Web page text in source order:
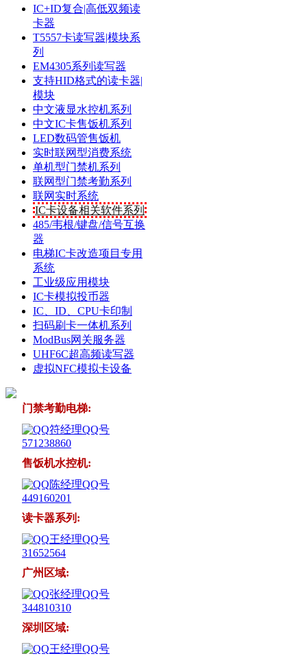
IC+ID复合|高低双频读
卡器
T5557卡读写器|模块系
列
EM4305系列读写器
支持HID格式的读卡器|
模块
中文液显水控机系列
中文IC卡售饭机系列
LED数码管售饭机
实时联网型消费系统
单机型门禁机系列
联网型门禁考勤系列
联网实时系统
IC卡设备相关软件系列
485/韦根/键盘/信号互换
器
电梯IC卡改造项目专用
系统
工业级应用模块
IC卡模拟投币器
IC、ID、CPU卡印制
扫码刷卡一体机系列
ModBus网关服务器
UHF6C超高频读写器
虚拟NFC模拟卡设备
门禁考勤电梯:
符经理QQ号
571238860
售饭机水控机:
陈经理QQ号
449160201
读卡器系列:
王经理QQ号
31652564
广州区域:
张经理QQ号
344810310
深圳区域:
王经理QQ号